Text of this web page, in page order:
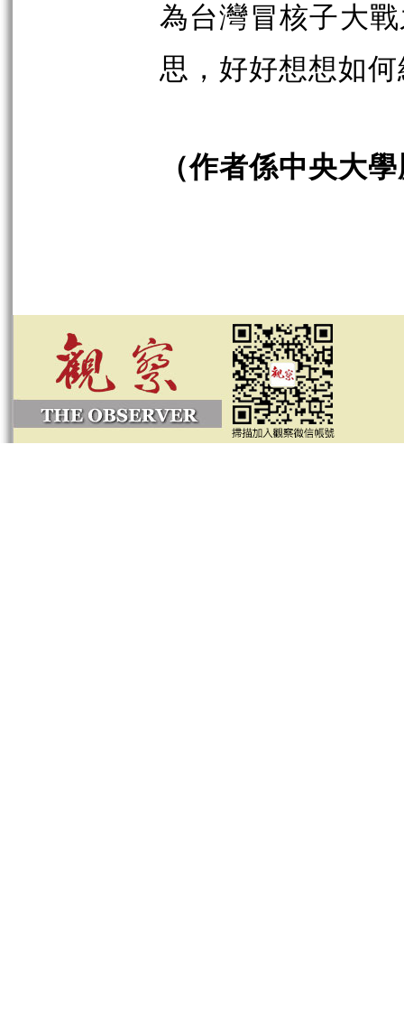
為台灣冒核子大
思，好好想想如
（作者係中央大